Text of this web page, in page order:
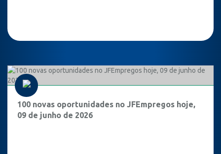
100 novas oportunidades no JFEmpregos hoje,
09 de junho de 2026